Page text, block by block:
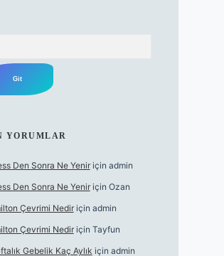
YORUMLAR
Den Sonra Ne Yeniriçin admin
Den Sonra Ne Yeniriçin Ozan
Çevrimi Nediriçin admin
Çevrimi Nediriçin Tayfun
Gebelik Kaç Aylık için admin